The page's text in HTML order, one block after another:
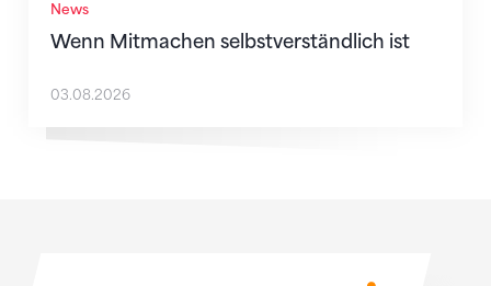
News
Wenn Mitmachen selbstverständlich ist
03.08.2026